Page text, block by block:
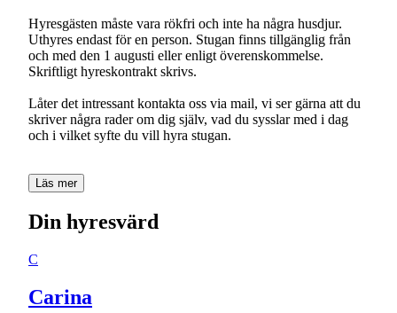
Hyresgästen måste vara rökfri och inte ha några husdjur.
Uthyres endast för en person. Stugan finns tillgänglig från
och med den 1 augusti eller enligt överenskommelse.
Skriftligt hyreskontrakt skrivs.
Låter det intressant kontakta oss via mail, vi ser gärna att du
skriver några rader om dig själv, vad du sysslar med i dag
och i vilket syfte du vill hyra stugan.
Läs mer
Din hyresvärd
C
Carina